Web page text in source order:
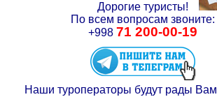
Дорогие туристы!
По всем вопросам звоните:
+998 71 200-00-19
Наши туроператоры будут рады Вам